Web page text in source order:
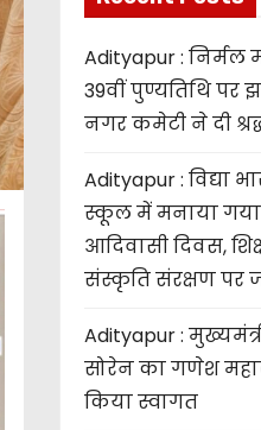
Adityapur : निर्मल
39वीं पुण्यतिथि पर
नगर कमेटी ने दी
Adityapur : विद्या
स्कूल में मनाया गया
आदिवासी दिवस,
संस्कृति संरक्षण पर
Adityapur :
सोरेन का गणेश
किया स्वागत